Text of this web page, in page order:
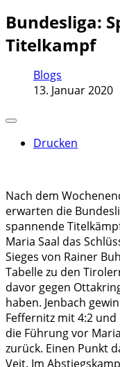
Bundesliga:
Titelkampf
Blogs
13. Januar 2020
Drucken
Nach dem
erwarten die
spannende
Maria Saal das
Sieges von Rainer
Tabelle zu den
davor gegen
haben. Jenbach
Feffernitz mit 4:2
die Führung vor
zurück. Einen Punkt
Veit. Im